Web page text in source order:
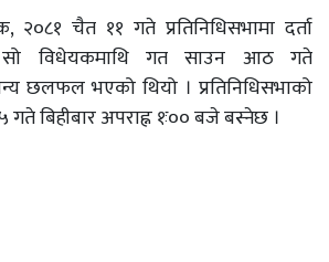
चैत ११ गते प्रतिनिधिसभामा दर्ता
सो विधेयकमाथि गत साउन आठ गते
छलफल भएको थियो । प्रतिनिधिसभाको
बिहीबार अपराह्न १ः०० बजे बस्नेछ ।